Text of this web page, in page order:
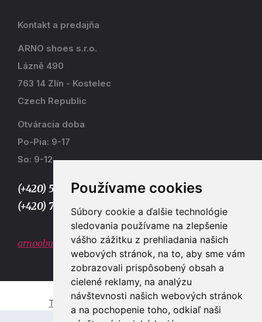
Používame cookies
Súbory cookie a ďalšie technológie
sledovania používame na zlepšenie
vášho zážitku z prehliadania našich
webových stránok, na to, aby sme vám
zobrazovali prispôsobený obsah a
cielené reklamy, na analýzu
návštevnosti našich webových stránok
a na pochopenie toho, odkiaľ naši
Kontakt a predajňa
ARNO shoes s.r.o.
Lázně 490
763 14 Zlín - Kostelec
Czech Republic
Otváracia doba
Po-Pia: 9-17
So: 9-12
(+420) 577 915 036,
(+420) 773 667 390
arnoobuv@gmail.com
Tvorba e-shopů a webových stránek Zlín